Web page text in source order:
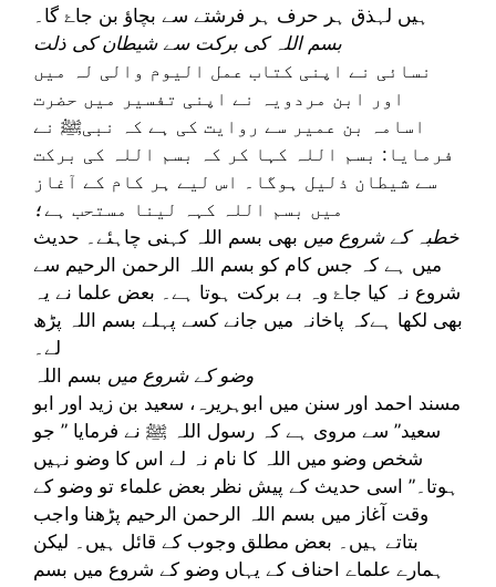
ہیں لہذق ہر حرف ہر فرشتے سے بچاؤ بن جاۓ گا۔
بسم اللہ کی برکت سے شیطان کی ذلت
نسائی نے اپنی کتاب عمل اليوم والی لہ میں
اور ابن مردویہ نے اپنی تفسیر میں حضرت
اسامہ بن عمیر سے روایت کی ہے کہ نبیﷺ نے
فرمایا: بسم اللہ کہا کر کہ بسم اللہ کی برکت
سے شیطان ذلیل ہوگا۔ اس لیے ہر کام کے آغاز
میں بسم اللہ کہہ لینا مستحب ہے؛
خطبہ کے شروع میں بھی بسم اللہ کہنی چاہئے۔ حدیث
میں ہے کہ جس کام کو بسم اللہ الرحمن الرحیم سے
شروع نہ کیا جاۓ وہ بے برکت ہوتا ہے۔ بعض علما نے یہ
بھی لکھا ہےکہ پاخانہ میں جانے کسے پہلے بسم اللہ پڑھ
لے۔
وضو کے شروع میں بسم اللہ
مسند احمد اور سنن میں ابوہریرہ، سعید بن زید اور ابو
سعید” سے مروی ہے کہ رسول اللہ ﷺ نے فرمایا ” جو
شخص وضو میں اللہ کا نام نہ لے اس کا وضو نہیں
ہوتا۔” اسی حدیث کے پیش نظر بعض علماء تو وضو کے
وقت آغاز میں بسم اللہ الرحمن الرحیم پڑھنا واجب
بتاتے ہیں۔ بعض مطلق وجوب کے قائل ہیں۔ لیکن
ہمارے علماے احناف کے یہاں وضو کے شروع میں بسم